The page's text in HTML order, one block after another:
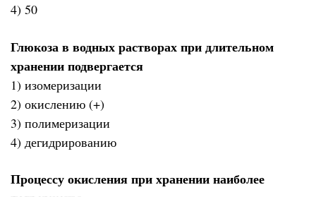
4) 50
Глюкоза в водных растворах при длительном
хранении подвергается
1) изомеризации
2) окислению (+)
3) полимеризации
4) дегидрированию
Процессу окисления при хранении наиболее